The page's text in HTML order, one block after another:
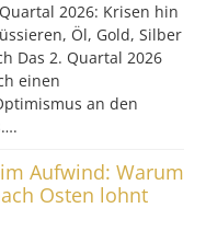
2026: Krisen hin
Öl, Gold, Silber
Das 2. Quartal 2026
einen
an den
Aufwind: Warum
Osten lohnt